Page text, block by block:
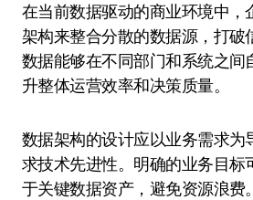
在当前数据驱动的商业环境中，
架构来整合分散的数据源，打破
数据能够在不同部门和系统之间
升整体运营效率和决策质量。
数据架构的设计应以业务需求为
求技术先进性。明确的业务目标
于关键数据资产，避免资源浪费